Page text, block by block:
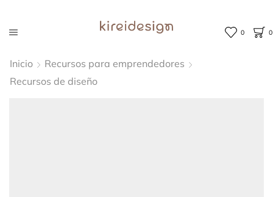
0 0
Inicio
Recursos para emprendedores
Recursos de diseño